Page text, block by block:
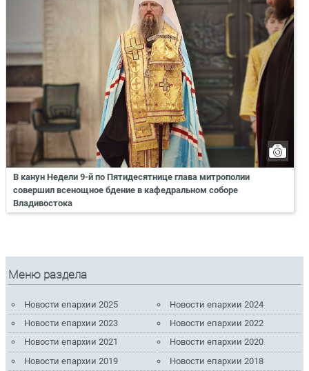
В канун Недели 9-й по Пятидесятнице глава митрополии
совершил всенощное бдение в кафедральном соборе
Владивостока
Меню раздела
Новости епархии 2025
Новости епархии 2024
Новости епархии 2023
Новости епархии 2022
Новости епархии 2021
Новости епархии 2020
Новости епархии 2019
Новости епархии 2018